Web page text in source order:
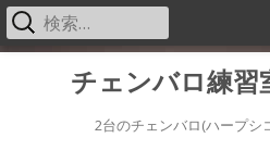
チェンバロ練習
2台のチェンバロ(ハープシ
メ
検
索: